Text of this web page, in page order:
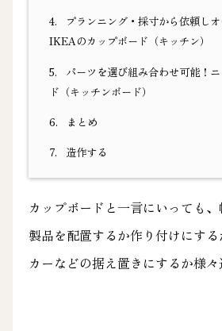
4.
プランニング・採寸から依頼し
IKEAのカップボード（キッチン）
5.
パーツを選び組み合わせ可能！
ド（キッチンボード）
6. まとめ
7. 造作する
カップボードと一言にいっても
製品を配置するか作り付けにす
カーなどの据え置きにするか様々